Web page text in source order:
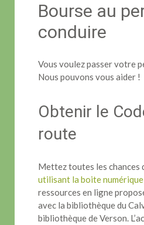
Bourse au
conduire
Vous voulez passer votre
Nous pouvons vous aider !
Obtenir le
route
Mettez toutes les chances
utilisant la boite numérique
ressources en ligne
avec la bibliothèque du
bibliothèque de Verson.